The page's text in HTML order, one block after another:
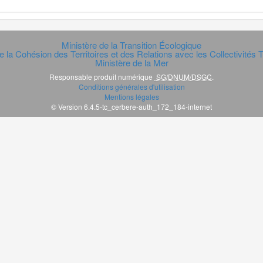
Ministère de la Transition Écologique
la Cohésion des Territoires et des Relations avec les Collectivités
Ministère de la Mer
Responsable produit numérique SG/DNUM/DSGC
Conditions générales d'utilisation
Mentions légales
© Version 6.4.5-tc_cerbere-auth_172_184-internet